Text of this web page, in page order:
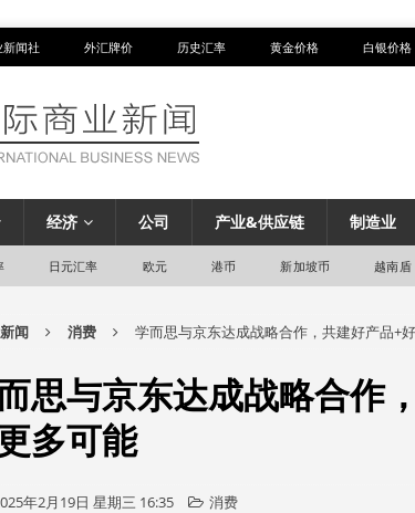
闻社 外汇牌价 历史汇率 黄金价格 白银价格
经济 公司 产业&供应链 制造业
日元汇率 欧元 港币 新加坡币 越南盾
闻 消费 学而思与京东达成战略合作，共建好产品+
思与京东达成战略合作
多可能
年2月19日 星期三 16:35 消费